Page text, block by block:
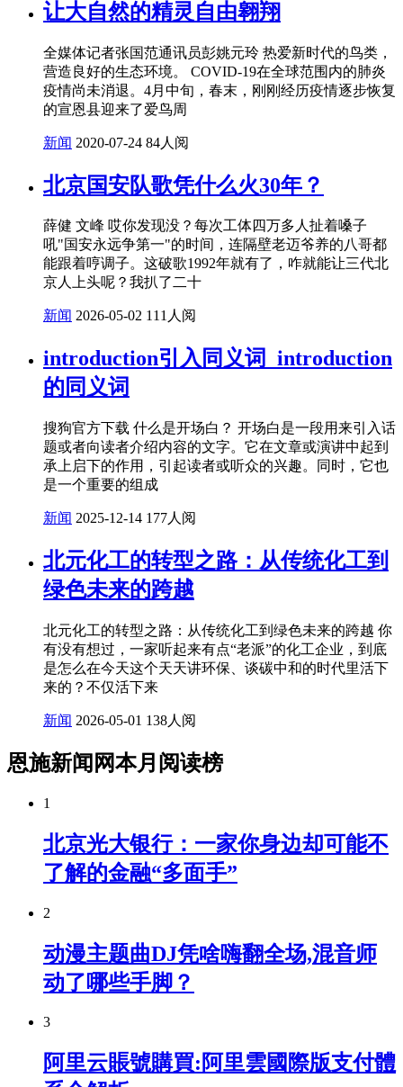
让大自然的精灵自由翱翔
全媒体记者张国范通讯员彭姚元玲 热爱新时代的鸟类，
营造良好的生态环境。 COVID-19在全球范围内的肺炎
疫情尚未消退。4月中旬，春末，刚刚经历疫情逐步恢复
的宣恩县迎来了爱鸟周
新闻 2020-07-24 84人阅
北京国安队歌凭什么火30年？
薛健 文峰 哎你发现没？每次工体四万多人扯着嗓子
吼"国安永远争第一"的时间，连隔壁老迈爷养的八哥都
能跟着哼调子。这破歌1992年就有了，咋就能让三代北
京人上头呢？我扒了二十
新闻 2026-05-02 111人阅
introduction引入同义词_introduction
的同义词
搜狗官方下载 什么是开场白？ 开场白是一段用来引入话
题或者向读者介绍内容的文字。它在文章或演讲中起到
承上启下的作用，引起读者或听众的兴趣。同时，它也
是一个重要的组成
新闻 2025-12-14 177人阅
北元化工的转型之路：从传统化工到
绿色未来的跨越
北元化工的转型之路：从传统化工到绿色未来的跨越 你
有没有想过，一家听起来有点“老派”的化工企业，到底
是怎么在今天这个天天讲环保、谈碳中和的时代里活下
来的？不仅活下来
新闻 2026-05-01 138人阅
恩施新闻网本月阅读榜
1
北京光大银行：一家你身边却可能不
了解的金融“多面手”
2
动漫主题曲DJ凭啥嗨翻全场,混音师
动了哪些手脚？
3
阿里云賬號購買:阿里雲國際版支付體